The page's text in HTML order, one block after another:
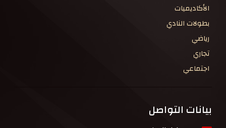
الأكاديميات
بطولات النادي
رياضي
تجاري
اجتماعي
بيانات التواصل